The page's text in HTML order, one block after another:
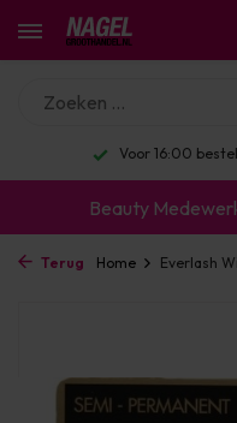
Voor 16:00
Beauty
Terug Home Everlash